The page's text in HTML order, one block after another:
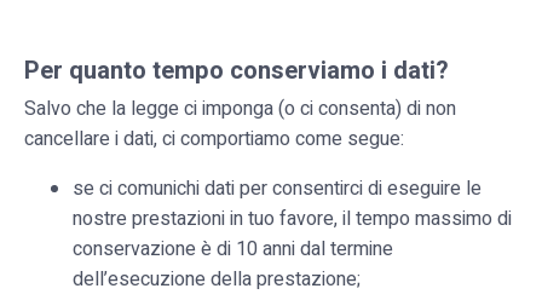
Per quanto tempo conserviamo i dati?
Salvo che la legge ci imponga (o ci consenta) di non
cancellare i dati, ci comportiamo come segue:
se ci comunichi dati per consentirci di eseguire le
nostre prestazioni in tuo favore, il tempo massimo di
conservazione è di 10 anni dal termine
dell’esecuzione della prestazione;